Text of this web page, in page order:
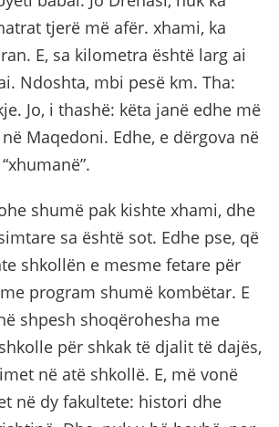
tjerë më afër. xhami, ka
E, sa kilometra është larg ai
Ndoshta, mbi pesë km. Tha:
Jo, i thashë: këta janë edhe më
Maqedoni. Edhe, e dërgova në
shumë pak kishte xhami, dhe
sa është sot. Edhe pse, që
shkollën e mesme fetare për
program shumë kombëtar. E
shpesh shoqërohesha me
për shkak të djalit të dajës,
në atë shkollë. E, më vonë
në dy fakultete: histori dhe